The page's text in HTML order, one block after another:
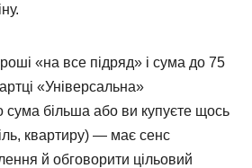
«на все підряд» і сума до 75
«Універсальна»
більша або ви купуєте щось
квартиру) — має сенс
й обговорити цільовий